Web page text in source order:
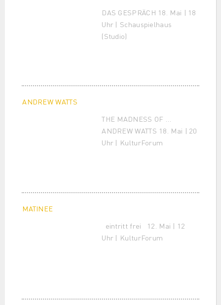
DAS GESPRÄCH 18. Mai | 18
Uhr | Schauspielhaus
(Studio)
ANDREW WATTS
THE MADNESS OF …
ANDREW WATTS 18. Mai | 20
Uhr | KulturForum
MATINEE
eintritt frei 12. Mai | 12
Uhr | KulturForum